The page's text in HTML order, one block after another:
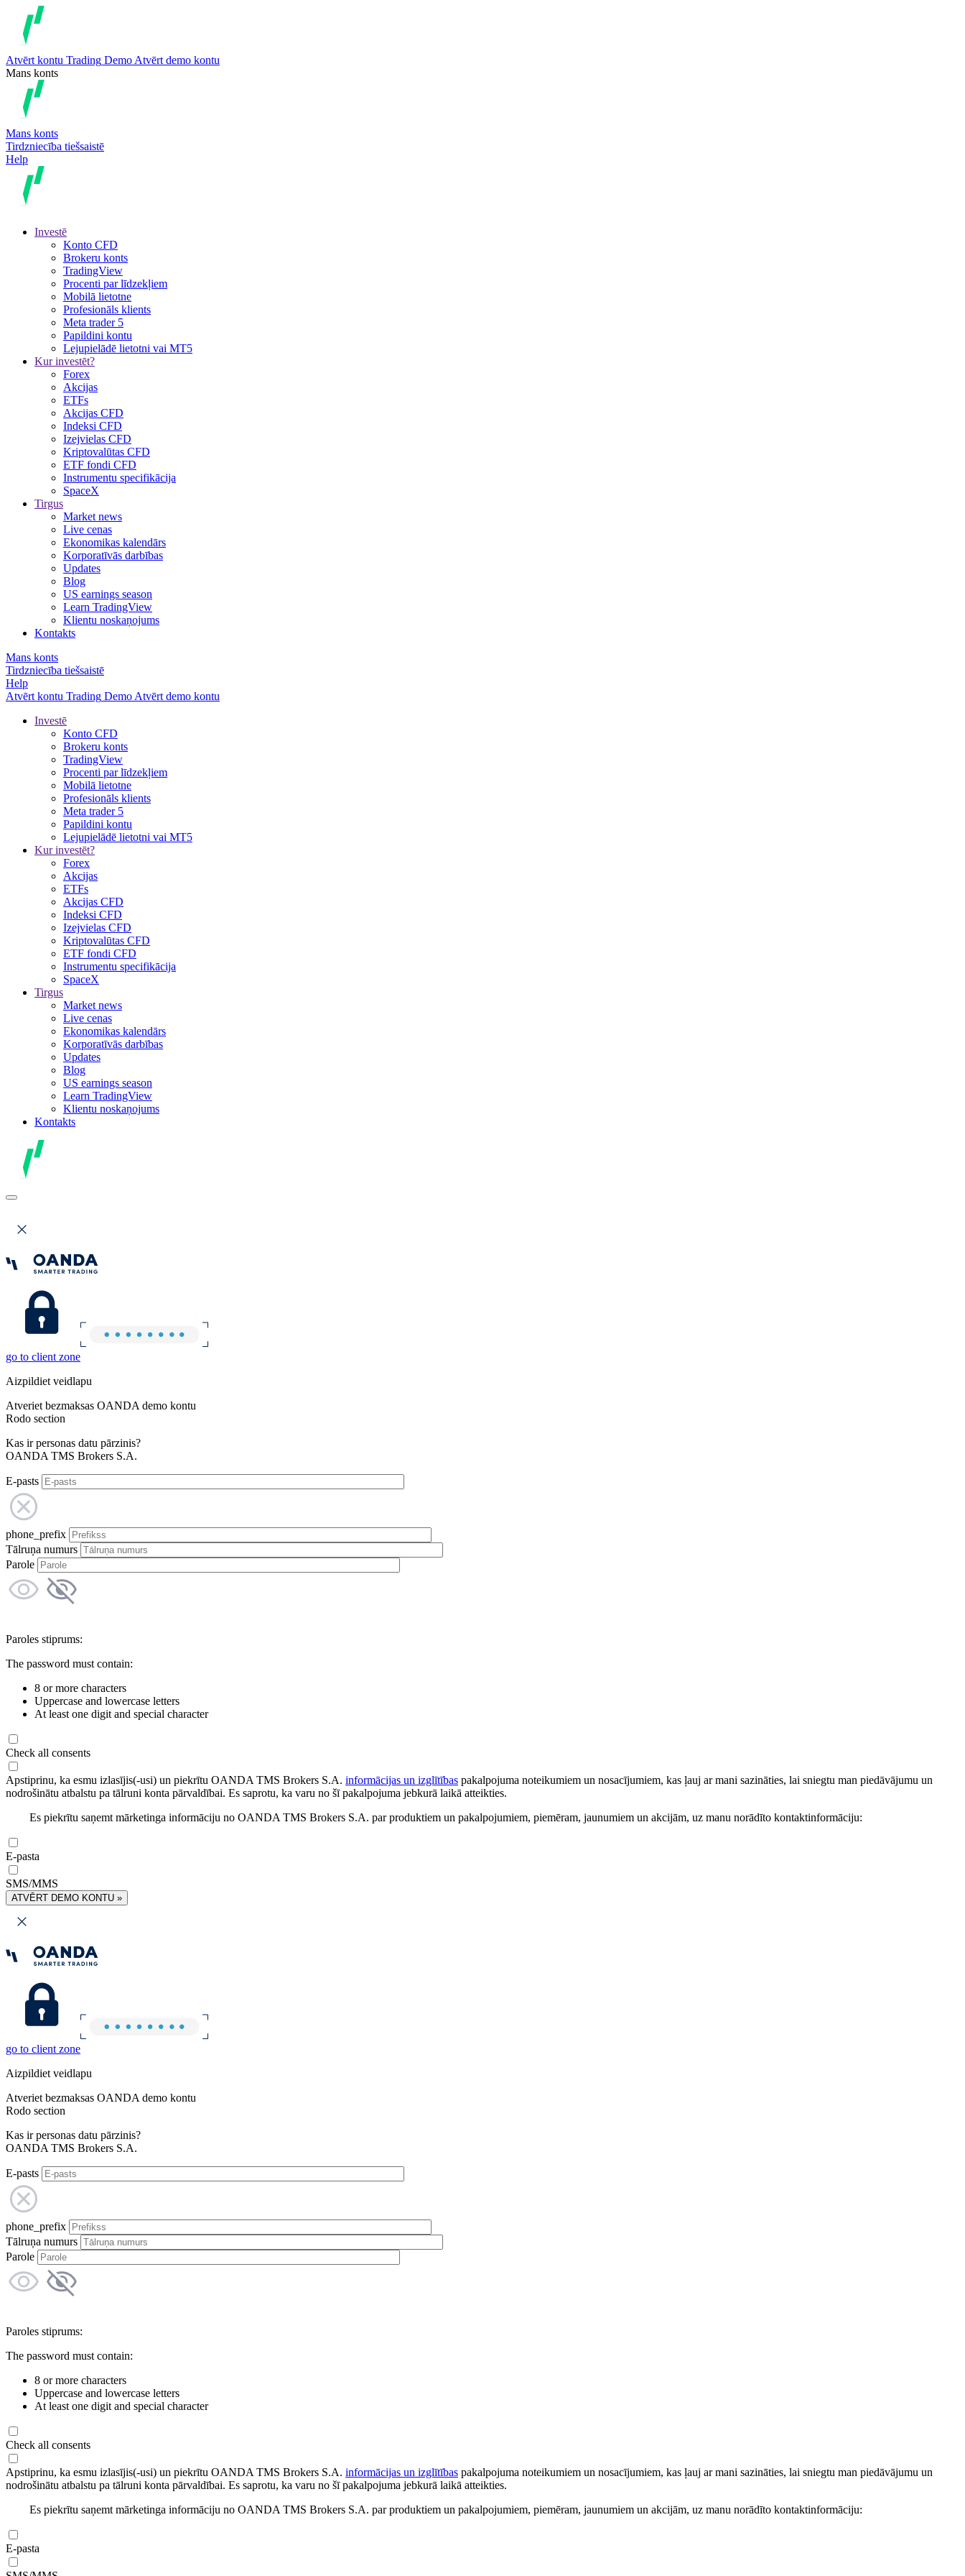
Atvērt kontu Trading Demo Atvērt demo kontu
Mans konts
Mans konts
Tirdzniecība tiešsaistē
Help
Investē
Konto CFD
Brokeru konts
TradingView
Procenti par līdzekļiem
Mobilā lietotne
Profesionāls klients
Meta trader 5
Papildini kontu
Lejupielādē lietotni vai MT5
Kur investēt?
Forex
Akcijas
ETFs
Akcijas CFD
Indeksi CFD
Izejvielas CFD
Kriptovalūtas CFD
ETF fondi CFD
Instrumentu specifikācija
SpaceX
Tirgus
Market news
Live cenas
Ekonomikas kalendārs
Korporatīvās darbības
Updates
Blog
US earnings season
Learn TradingView
Klientu noskaņojums
Kontakts
Mans konts
Tirdzniecība tiešsaistē
Help
Atvērt kontu Trading Demo Atvērt demo kontu
Investē
Konto CFD
Brokeru konts
TradingView
Procenti par līdzekļiem
Mobilā lietotne
Profesionāls klients
Meta trader 5
Papildini kontu
Lejupielādē lietotni vai MT5
Kur investēt?
Forex
Akcijas
ETFs
Akcijas CFD
Indeksi CFD
Izejvielas CFD
Kriptovalūtas CFD
ETF fondi CFD
Instrumentu specifikācija
SpaceX
Tirgus
Market news
Live cenas
Ekonomikas kalendārs
Korporatīvās darbības
Updates
Blog
US earnings season
Learn TradingView
Klientu noskaņojums
Kontakts
go to client zone
Aizpildiet veidlapu
Atveriet bezmaksas OANDA demo kontu
Rodo section
Kas ir personas datu pārzinis?
OANDA TMS Brokers S.A.
E-pasts
phone_prefix
Tālruņa numurs
Parole
Paroles stiprums:
The password must contain:
8 or more characters
Uppercase and lowercase letters
At least one digit and special character
Check all consents
Apstiprinu, ka esmu izlasījis(-usi) un piekrītu OANDA TMS Brokers S.A. informācijas un izglītības pakalpojuma noteikumiem un nosacījumiem, kas ļauj ar mani sazināties, lai sniegtu man piedāvājumu un
nodrošinātu atbalstu pa tālruni konta pārvaldībai. Es saprotu, ka varu no šī pakalpojuma jebkurā laikā atteikties.
Es piekrītu saņemt mārketinga informāciju no OANDA TMS Brokers S.A. par produktiem un pakalpojumiem, piemēram, jaunumiem un akcijām, uz manu norādīto kontaktinformāciju:
E-pasta
SMS/MMS
ATVĒRT DEMO KONTU »
go to client zone
Aizpildiet veidlapu
Atveriet bezmaksas OANDA demo kontu
Rodo section
Kas ir personas datu pārzinis?
OANDA TMS Brokers S.A.
E-pasts
phone_prefix
Tālruņa numurs
Parole
Paroles stiprums:
The password must contain:
8 or more characters
Uppercase and lowercase letters
At least one digit and special character
Check all consents
Apstiprinu, ka esmu izlasījis(-usi) un piekrītu OANDA TMS Brokers S.A. informācijas un izglītības pakalpojuma noteikumiem un nosacījumiem, kas ļauj ar mani sazināties, lai sniegtu man piedāvājumu un
nodrošinātu atbalstu pa tālruni konta pārvaldībai. Es saprotu, ka varu no šī pakalpojuma jebkurā laikā atteikties.
Es piekrītu saņemt mārketinga informāciju no OANDA TMS Brokers S.A. par produktiem un pakalpojumiem, piemēram, jaunumiem un akcijām, uz manu norādīto kontaktinformāciju:
E-pasta